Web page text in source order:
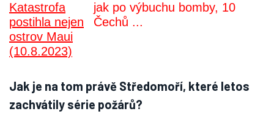
jak po výbuchu bomby, 10
Čechů ...
Jak je na tom právě Středomoří, které letos
zachvátily série požárů?